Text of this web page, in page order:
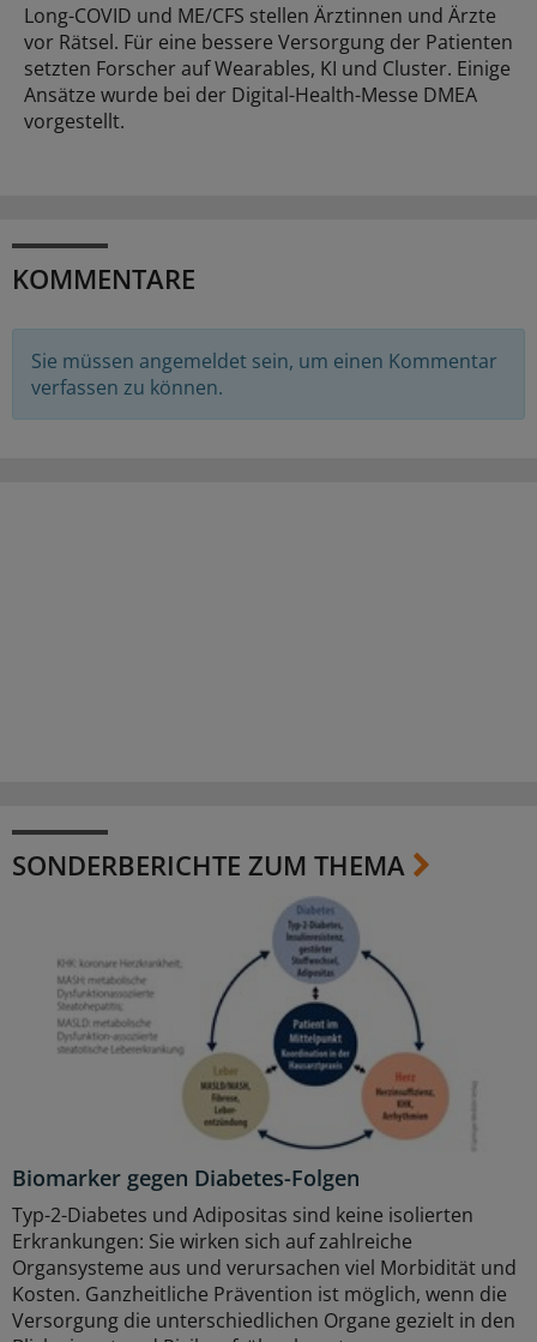
Long-COVID und ME/CFS stellen Ärztinnen und Ärzte
vor Rätsel. Für eine bessere Versorgung der Patienten
setzten Forscher auf Wearables, KI und Cluster. Einige
Ansätze wurde bei der Digital-Health-Messe DMEA
vorgestellt.
KOMMENTARE
Sie müssen angemeldet sein, um einen Kommentar
verfassen zu können.
SONDERBERICHTE ZUM THEMA
Biomarker gegen Diabetes-Folgen
Typ-2-Diabetes und Adipositas sind keine isolierten
Erkrankungen: Sie wirken sich auf zahlreiche
Organsysteme aus und verursachen viel Morbidität und
Kosten. Ganzheitliche Prävention ist möglich, wenn die
Versorgung die unterschiedlichen Organe gezielt in den